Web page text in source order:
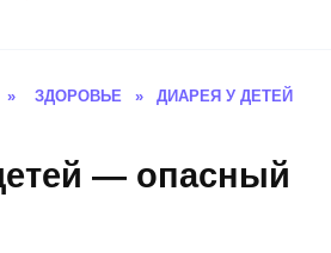
» ЗДОРОВЬЕ »
ДИАРЕЯ У ДЕТЕЙ
— опасный